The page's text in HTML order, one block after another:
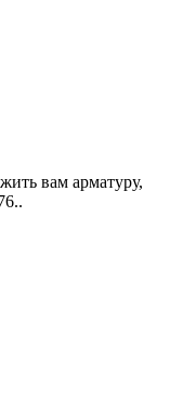
вам арматуру,